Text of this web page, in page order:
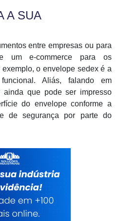
A SUA
entre empresas ou para
um e-commerce para os
o envelope sedex é a
Aliás, falando em
que pode ser impresso
do envelope conforme a
de segurança por parte do